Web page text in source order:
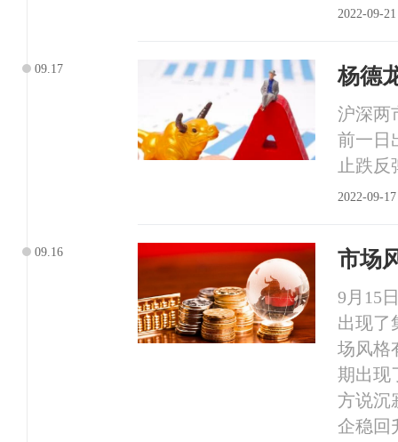
2022-09-
09.17 杨德
沪深两
前一日
止跌
2022-09-
09.16 市场
9月15
出现了
场风格
期出现
方说沉
企稳回